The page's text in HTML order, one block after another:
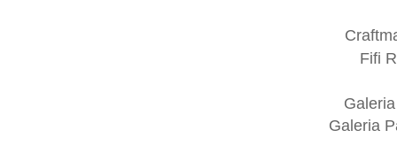
Fifi
Galeria